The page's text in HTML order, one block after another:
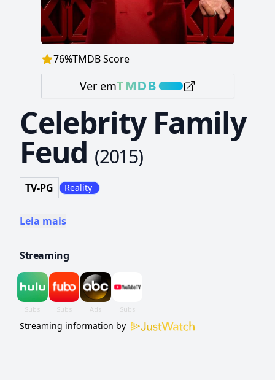
76%TMDB Score
Ver em
Celebrity Family
Feud (2015)
TV-PG Reality
Leia mais
Streaming
Streaming information by